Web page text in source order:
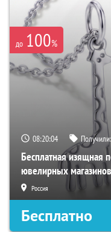
до 100%
08:20:03 Получили:
Бесплатная изящная
ювелирных
Россия
Бесплатно